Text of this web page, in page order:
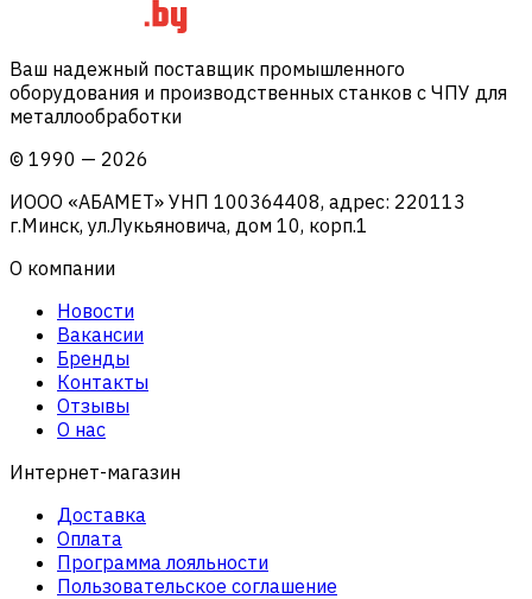
Ваш надежный поставщик промышленного
оборудования и производственных станков с ЧПУ для
металлообработки
© 1990 — 2026
ИООО «АБАМЕТ» УНП 100364408, адрес: 220113
г.Минск, ул.Лукьяновича, дом 10, корп.1
О компании
Новости
Вакансии
Бренды
Контакты
Отзывы
О нас
Интернет-магазин
Доставка
Оплата
Программа лояльности
Пользовательское соглашение